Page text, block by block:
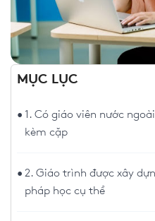
MỤC LỤC
1. Có giáo viên nước
kèm cặp
2. Giáo trình được xây
pháp học cụ thể